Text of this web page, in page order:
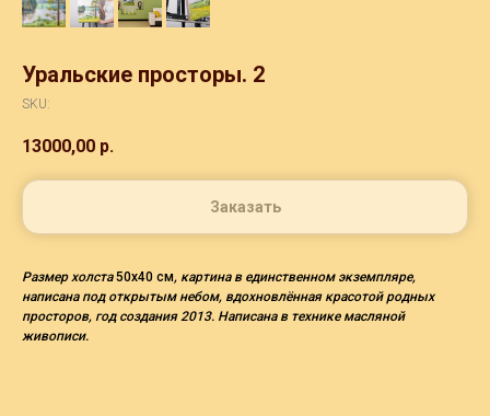
Уральские просторы. 2
SKU:
13000,00 р.
Заказать
Размер холста50х40 см, картина в единственном экземпляре,
написана под открытым небом, вдохновлённая красотой родных
просторов, год создания 2013. Написана в технике масляной
живописи.